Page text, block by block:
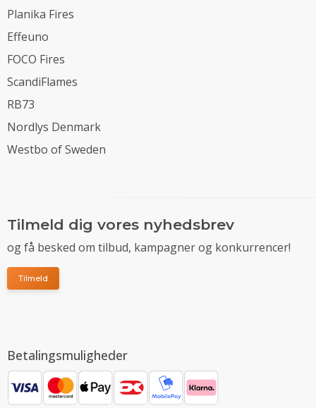
Planika Fires
Effeuno
FOCO Fires
ScandiFlames
RB73
Nordlys Denmark
Westbo of Sweden
Tilmeld dig vores nyhedsbrev
og få besked om tilbud, kampagner og konkurrencer!
Tilmeld
Betalingsmuligheder